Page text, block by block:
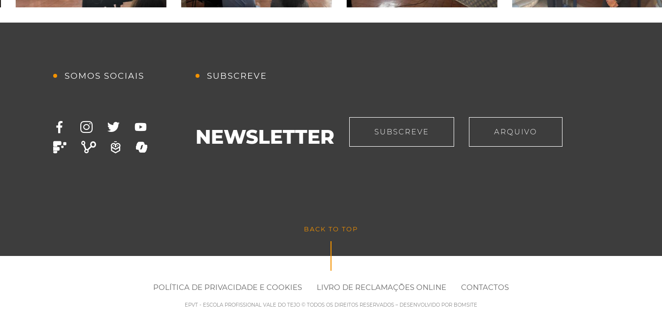
BACK TO TOP
SOMOS SOCIAIS SUBSCREVE
NEWSLETTER SUBSCREVE ARQUIVO
POLÍTICA DE PRIVACIDADE E COOKIES LIVRO DE RECLAMAÇÕES ONLINE CONTACTOS
EPVT - ESCOLA PROFISSIONAL VALE DO TEJO © TODOS OS DIREITOS RESERVADOS – DESENVOLVIDO POR BOMSITE